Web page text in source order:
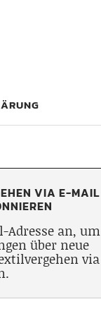
VIA E-MAIL
Adresse an, um
über neue